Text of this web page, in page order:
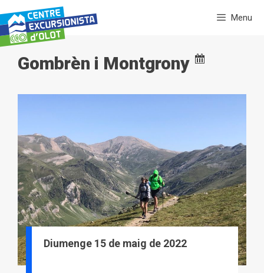
al
contingut
Menu
Gombrèn i Montgrony
Diumenge 15 de maig de 2022